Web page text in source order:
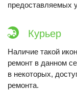
предоставляемых
Курьер
Наличие такой
ремонт в данном
в некоторых,
ремонта.